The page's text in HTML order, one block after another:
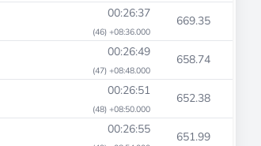
00:26:37
(46) +08:36.000
669.35
00:26:49
(47) +08:48.000
658.74
00:26:51
(48) +08:50.000
652.38
00:26:55
651.99